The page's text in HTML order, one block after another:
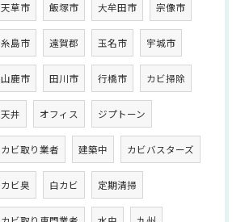
天草市 飯塚市 大牟田市 宗像市
糸島市 遠賀郡 玉名市 宇城市
山鹿市 田川市 行橋市 カビ掃除
天井 オフィス ジプトーン
カビ取り業者 建築中 カビバスターズ
カビ臭 白カビ 定期清掃